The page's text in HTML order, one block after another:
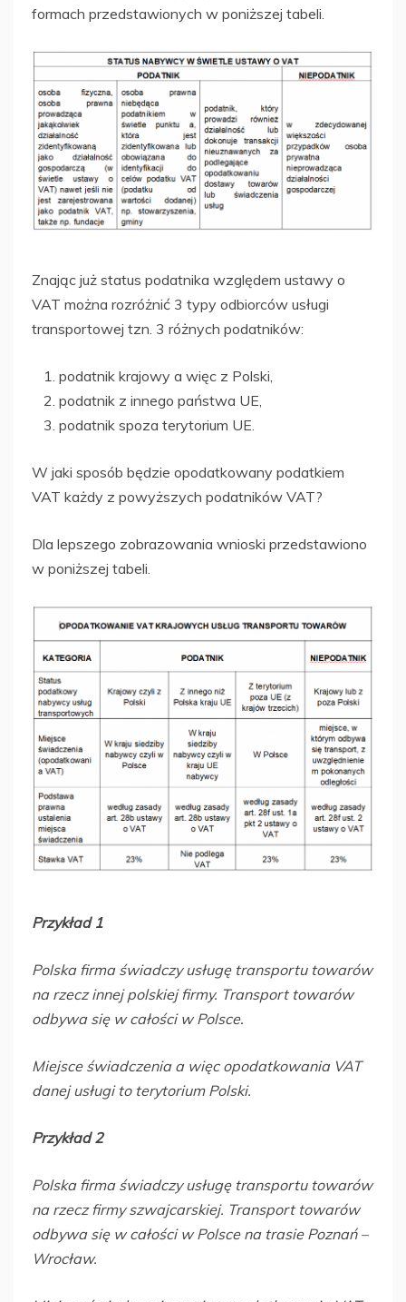
formach przedstawionych w poniższej tabeli.
Znając już status podatnika względem ustawy o
VAT można rozróżnić 3 typy odbiorców usługi
transportowej tzn. 3 różnych podatników:
podatnik krajowy a więc z Polski,
podatnik z innego państwa UE,
podatnik spoza terytorium UE.
W jaki sposób będzie opodatkowany podatkiem
VAT każdy z powyższych podatników VAT?
Dla lepszego zobrazowania wnioski przedstawiono
w poniższej tabeli.
Przykład 1
Polska firma świadczy usługę transportu towarów
na rzecz innej polskiej firmy. Transport towarów
odbywa się w całości w Polsce.
Miejsce świadczenia a więc opodatkowania VAT
danej usługi to terytorium Polski.
Przykład 2
Polska firma świadczy usługę transportu towarów
na rzecz firmy szwajcarskiej. Transport towarów
odbywa się w całości w Polsce na trasie Poznań –
Wrocław.